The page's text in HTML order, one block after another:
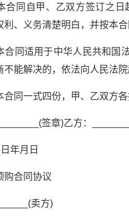
合同自甲、乙双方签订之
利、义务清楚明白，并按本合
合同适用于中华人民共和国
能解决的，依法向人民法院
合同一式四份，甲、乙双方
签章)乙方：
年月日
购合同协议
卖方)